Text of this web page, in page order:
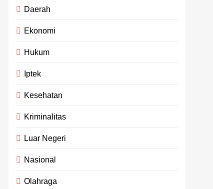
Daerah
Ekonomi
Hukum
Iptek
Kesehatan
Kriminalitas
Luar Negeri
Nasional
Olahraga